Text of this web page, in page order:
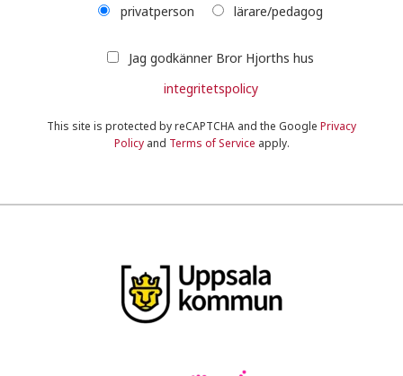
privatperson lärare/pedagog
Jag godkänner Bror Hjorths hus
integritetspolicy
This site is protected by reCAPTCHA and the Google Privacy
Policyand Terms of Service apply.